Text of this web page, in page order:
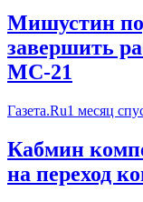
Мишустин
завершить
МС-21
Газета.Ru1 месяц
Кабмин
на переход